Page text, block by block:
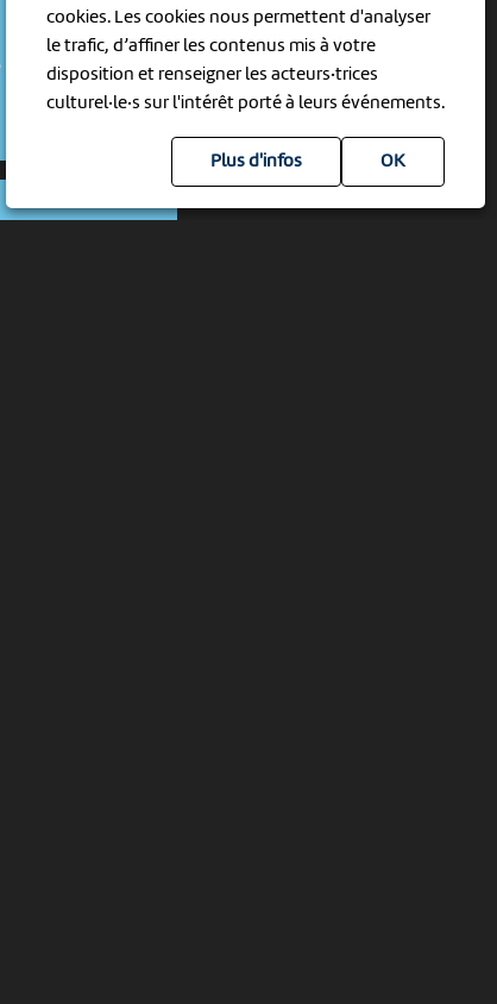
cookies. Les cookies nous permettent d'analyser
le trafic, d’affiner les contenus mis à votre
disposition et renseigner les acteurs·trices
culturel·le·s sur l'intérêt porté à leurs événements.
Plus d'infos